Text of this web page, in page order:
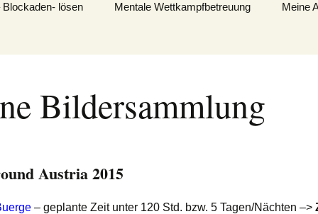
Blockaden- lösen Mentale Wettkampfbetreuung Meine
Bildersammlung
Austria 2015
– geplante Zeit unter 120 Std. bzw. 5 Tagen/Nächten –>